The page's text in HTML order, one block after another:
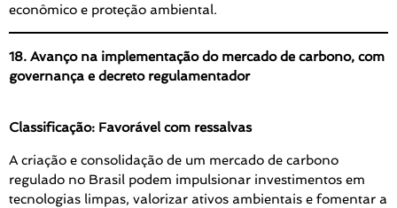
econômico e proteção ambiental.
18. Avanço na implementação do mercado de carbono, com
governança e decreto regulamentador
Classificação: Favorável com ressalvas
A criação e consolidação de um mercado de carbono
regulado no Brasil podem impulsionar investimentos em
tecnologias limpas, valorizar ativos ambientais e fomentar a